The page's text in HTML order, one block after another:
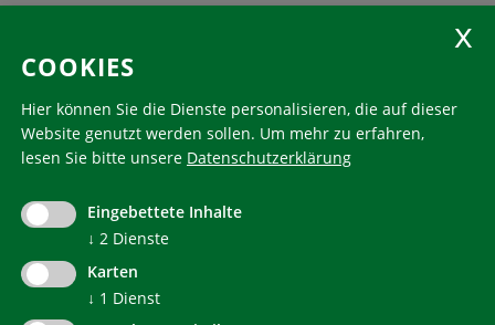
KlimaHaus ist eine eingetragene Marke. Die Nutzung muss
communication@klimahausagentur.it
© 2022 Agentur für Energie Südtirol - KlimaHaus
COOKIES
Hier können Sie die Dienste personalisieren, die auf dieser
Website genutzt werden sollen. Um mehr zu erfahren,
lesen Sie bitte unsere Datenschutzerklärung
Eingebettete Inhalte
↓ 2 Dienste
Karten
↓ 1 Dienst